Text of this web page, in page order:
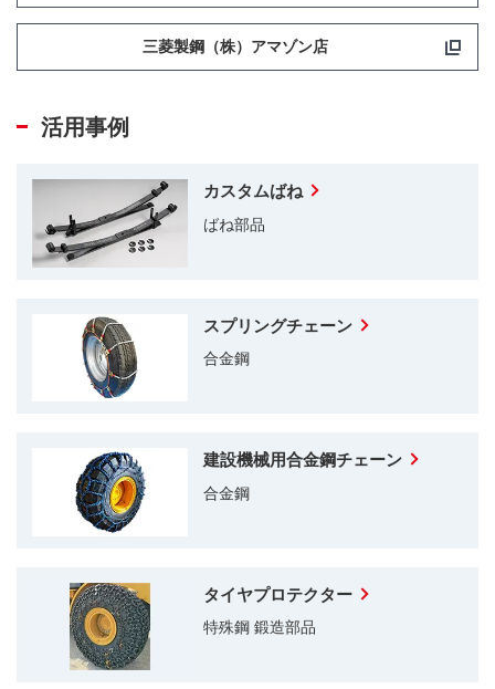
三菱製鋼（株）アマゾン店
活用事例
カスタムばね
ばね部品
スプリングチェーン
合金鋼
建設機械用合金鋼チェーン
合金鋼
タイヤプロテクター
特殊鋼 鍛造部品